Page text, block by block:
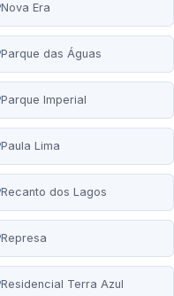
Nova Era
Parque das Águas
Parque Imperial
Paula Lima
Recanto dos Lagos
Represa
Residencial Terra Azul